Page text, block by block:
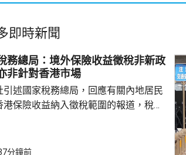
即時新聞
務總局：境外保險收益徵稅非新政
針對香港市場
引述國家稅務總局，回應有關內地居民
港保險收益納入徵稅範圍的報道，稅務
義務，境外保險收益也屬於應納稅所得
分鐘前